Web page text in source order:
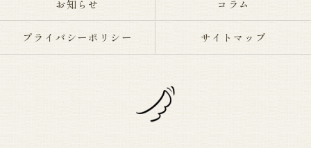
お知らせ コラム
プライバシーポリシー サイトマップ